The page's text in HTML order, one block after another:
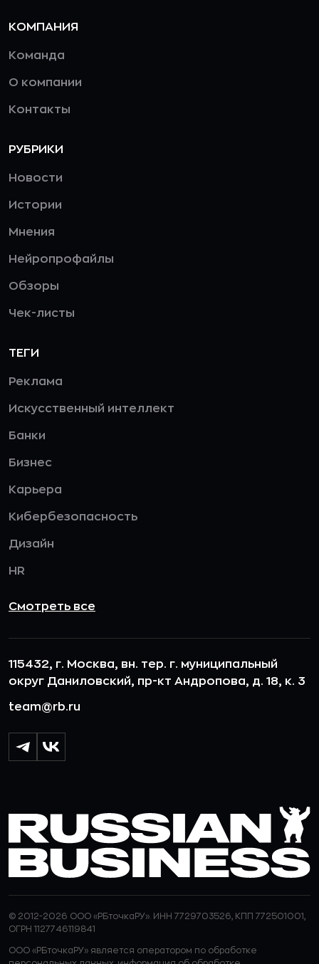
КОМПАНИЯ
Команда
О компании
Контакты
РУБРИКИ
Новости
Истории
Мнения
Нейропрофайлы
Обзоры
Чек-листы
ТЕГИ
Реклама
Искусственный интеллект
Банки
Бизнес
Карьера
Кибербезопасность
Дизайн
HR
Смотреть все
115432, г. Москва, вн. тер. г. муниципальный
округ Даниловский, пр-кт Андропова, д. 18, к. 3
team@rb.ru
© 2012-2026 ООО «РБточкаРУ». ИНН 7729703526, КПП 772501001,
ОГРН 1127746119841
ООО «РБточкаРУ» является оператором по обработке